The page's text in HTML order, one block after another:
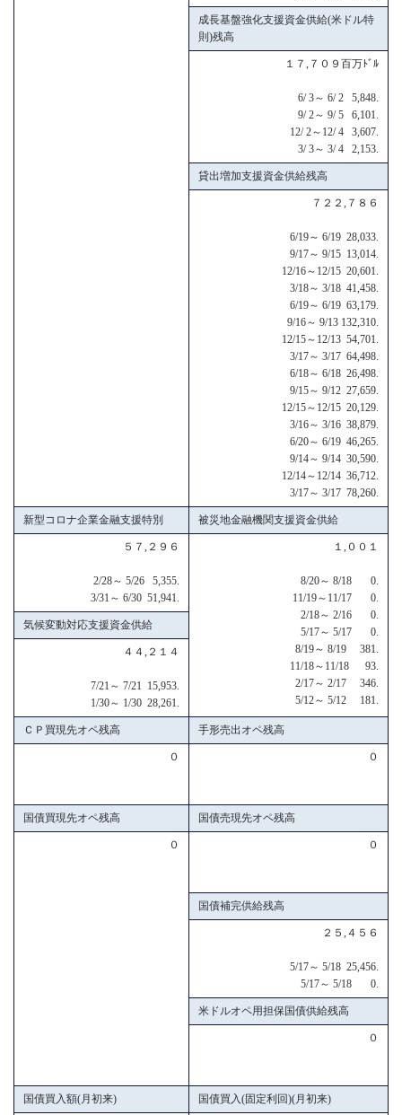
成長基盤強化支援資金供給(米ドル特
則)残高
１７,７０９百万ﾄﾞﾙ
6/ 3～ 6/ 2 5,848.
9/ 2～ 9/ 5 6,101.
12/ 2～12/ 4 3,607.
3/ 3～ 3/ 4 2,153.
貸出増加支援資金供給残高
７２２,７８６
6/19～ 6/19 28,033.
9/17～ 9/15 13,014.
12/16～12/15 20,601.
3/18～ 3/18 41,458.
6/19～ 6/19 63,179.
9/16～ 9/13 132,310.
12/15～12/13 54,701.
3/17～ 3/17 64,498.
6/18～ 6/18 26,498.
9/15～ 9/12 27,659.
12/15～12/15 20,129.
3/16～ 3/16 38,879.
6/20～ 6/19 46,265.
9/14～ 9/14 30,590.
12/14～12/14 36,712.
3/17～ 3/17 78,260.
新型コロナ企業金融支援特別 被災地金融機関支援資金供給
５７,２９６
2/28～ 5/26 5,355.
3/31～ 6/30 51,941.
１,００１
8/20～ 8/18 0.
11/19～11/17 0.
2/18～ 2/16 0.
5/17～ 5/17 0.
8/19～ 8/19 381.
11/18～11/18 93.
2/17～ 2/17 346.
5/12～ 5/12 181.
気候変動対応支援資金供給
４４,２１４
7/21～ 7/21 15,953.
1/30～ 1/30 28,261.
ＣＰ買現先オペ残高 手形売出オペ残高
０ ０
国債買現先オペ残高 国債売現先オペ残高
０ ０
国債補完供給残高
２５,４５６
5/17～ 5/18 25,456.
5/17～ 5/18 0.
米ドルオペ用担保国債供給残高
０
国債買入額(月初来) 国債買入(固定利回)(月初来)